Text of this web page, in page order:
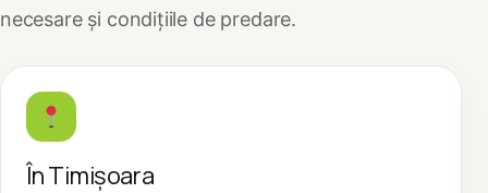
necesare și condițiile de predare.
În Timișoara